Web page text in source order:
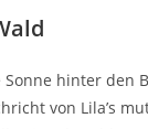
Sonne hinter den
von Lila’s